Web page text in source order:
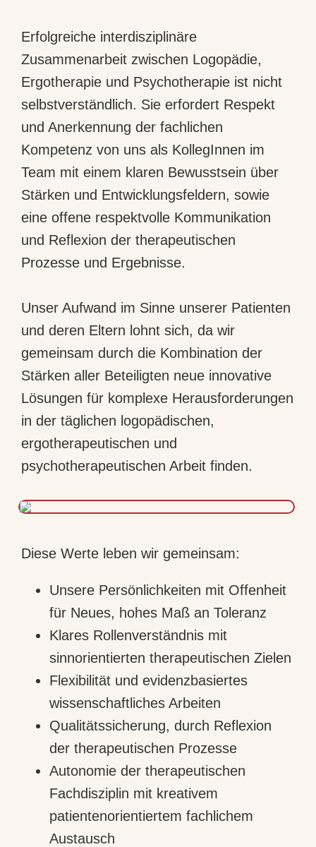
Erfolgreiche interdisziplinäre
Zusammenarbeit zwischen Logopädie,
Ergotherapie und Psychotherapie ist nicht
selbstverständlich. Sie erfordert Respekt
und Anerkennung der fachlichen
Kompetenz von uns als KollegInnen im
Team mit einem klaren Bewusstsein über
Stärken und Entwicklungsfeldern, sowie
eine offene respektvolle Kommunikation
und Reflexion der therapeutischen
Prozesse und Ergebnisse.
Unser Aufwand im Sinne unserer Patienten
und deren Eltern lohnt sich, da wir
gemeinsam durch die Kombination der
Stärken aller Beteiligten neue innovative
Lösungen für komplexe Herausforderungen
in der täglichen logopädischen,
ergotherapeutischen und
psychotherapeutischen Arbeit finden.
Diese Werte leben wir gemeinsam:
Unsere Persönlichkeiten mit Offenheit
für Neues, hohes Maß an Toleranz
Klares Rollenverständnis mit
sinnorientierten therapeutischen Zielen
Flexibilität und evidenzbasiertes
wissenschaftliches Arbeiten
Qualitätssicherung, durch Reflexion
der therapeutischen Prozesse
Autonomie der therapeutischen
Fachdisziplin mit kreativem
patientenorientiertem fachlichem
Austausch